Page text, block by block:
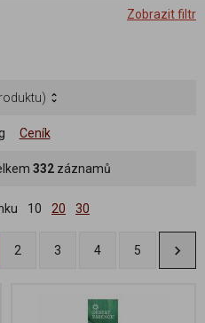
Zobrazit filtr
Ceník
332záznamů
10 20 30
2 3 4 5